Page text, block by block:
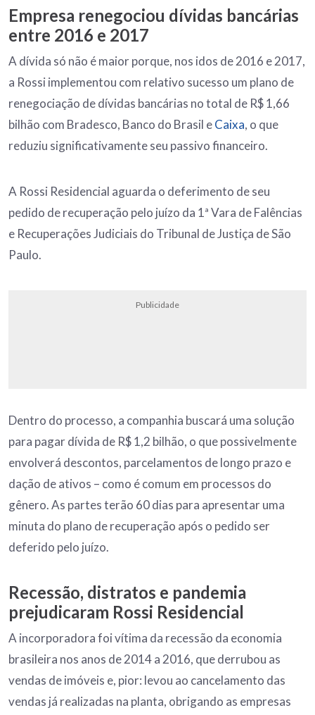
Empresa renegociou dívidas bancárias
entre 2016 e 2017
A dívida só não é maior porque, nos idos de 2016 e 2017,
a Rossi implementou com relativo sucesso um plano de
renegociação de dívidas bancárias no total de R$ 1,66
bilhão com Bradesco, Banco do Brasil eCaixa, o que
reduziu significativamente seu passivo financeiro.
A Rossi Residencial aguarda o deferimento de seu
pedido de recuperação pelo juízo da 1ª Vara de Falências
e Recuperações Judiciais do Tribunal de Justiça de São
Paulo.
Publicidade
Dentro do processo, a companhia buscará uma solução
para pagar dívida de R$ 1,2 bilhão, o que possivelmente
envolverá descontos, parcelamentos de longo prazo e
dação de ativos – como é comum em processos do
gênero. As partes terão 60 dias para apresentar uma
minuta do plano de recuperação após o pedido ser
deferido pelo juízo.
Recessão, distratos e pandemia
prejudicaram Rossi Residencial
A incorporadora foi vítima da recessão da economia
brasileira nos anos de 2014 a 2016, que derrubou as
vendas de imóveis e, pior: levou ao cancelamento das
vendas já realizadas na planta, obrigando as empresas